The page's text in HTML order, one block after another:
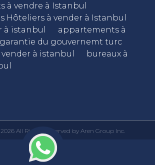
à vendre à Istanbul
Hôteliers à vender à Istanbul
à istanbul
appartements à
garantie du gouvernemt turc
à istanbul
bureaux à
All Rights Reserved by Aren Group Inc.
| Terms & Conditions